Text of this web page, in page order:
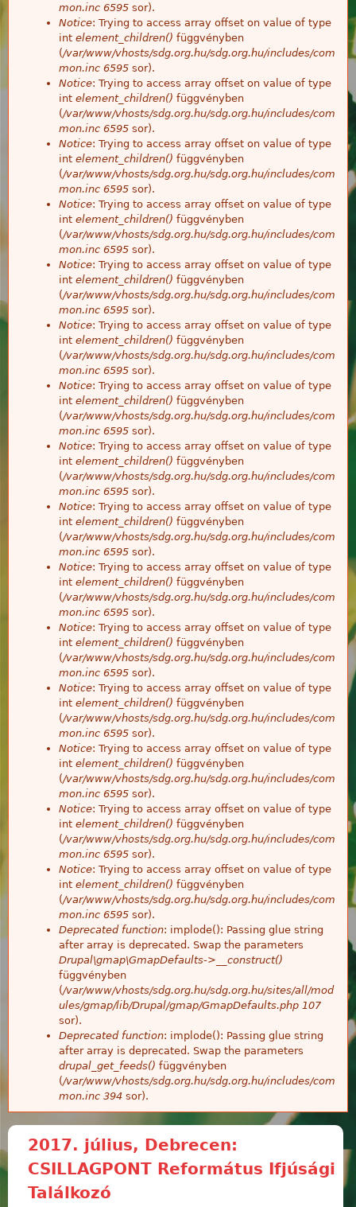
mon.inc 6595 sor).
Notice: Trying to access array offset on value of type
int element_children() függvényben
(/var/www/vhosts/sdg.org.hu/sdg.org.hu/includes/com
mon.inc 6595 sor).
Notice: Trying to access array offset on value of type
int element_children() függvényben
(/var/www/vhosts/sdg.org.hu/sdg.org.hu/includes/com
mon.inc 6595 sor).
Notice: Trying to access array offset on value of type
int element_children() függvényben
(/var/www/vhosts/sdg.org.hu/sdg.org.hu/includes/com
mon.inc 6595 sor).
Notice: Trying to access array offset on value of type
int element_children() függvényben
(/var/www/vhosts/sdg.org.hu/sdg.org.hu/includes/com
mon.inc 6595 sor).
Notice: Trying to access array offset on value of type
int element_children() függvényben
(/var/www/vhosts/sdg.org.hu/sdg.org.hu/includes/com
mon.inc 6595 sor).
Notice: Trying to access array offset on value of type
int element_children() függvényben
(/var/www/vhosts/sdg.org.hu/sdg.org.hu/includes/com
mon.inc 6595 sor).
Notice: Trying to access array offset on value of type
int element_children() függvényben
(/var/www/vhosts/sdg.org.hu/sdg.org.hu/includes/com
mon.inc 6595 sor).
Notice: Trying to access array offset on value of type
int element_children() függvényben
(/var/www/vhosts/sdg.org.hu/sdg.org.hu/includes/com
mon.inc 6595 sor).
Notice: Trying to access array offset on value of type
int element_children() függvényben
(/var/www/vhosts/sdg.org.hu/sdg.org.hu/includes/com
mon.inc 6595 sor).
Notice: Trying to access array offset on value of type
int element_children() függvényben
(/var/www/vhosts/sdg.org.hu/sdg.org.hu/includes/com
mon.inc 6595 sor).
Notice: Trying to access array offset on value of type
int element_children() függvényben
(/var/www/vhosts/sdg.org.hu/sdg.org.hu/includes/com
mon.inc 6595 sor).
Notice: Trying to access array offset on value of type
int element_children() függvényben
(/var/www/vhosts/sdg.org.hu/sdg.org.hu/includes/com
mon.inc 6595 sor).
Notice: Trying to access array offset on value of type
int element_children() függvényben
(/var/www/vhosts/sdg.org.hu/sdg.org.hu/includes/com
mon.inc 6595 sor).
Notice: Trying to access array offset on value of type
int element_children() függvényben
(/var/www/vhosts/sdg.org.hu/sdg.org.hu/includes/com
mon.inc 6595 sor).
Notice: Trying to access array offset on value of type
int element_children() függvényben
(/var/www/vhosts/sdg.org.hu/sdg.org.hu/includes/com
mon.inc 6595 sor).
Deprecated function: implode(): Passing glue string
after array is deprecated. Swap the parameters
Drupal\gmap\GmapDefaults->__construct()
függvényben
(/var/www/vhosts/sdg.org.hu/sdg.org.hu/sites/all/mod
ules/gmap/lib/Drupal/gmap/GmapDefaults.php 107
sor).
Deprecated function: implode(): Passing glue string
after array is deprecated. Swap the parameters
drupal_get_feeds() függvényben
(/var/www/vhosts/sdg.org.hu/sdg.org.hu/includes/com
mon.inc 394 sor).
2017. július, Debrecen:
CSILLAGPONT Református Ifjúsági
Találkozó